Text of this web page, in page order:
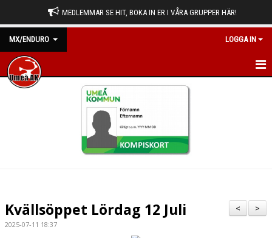
MEDLEMMAR SE HIT, BOKA IN ER I VÅRA GRUPPER HÄR!
MX/ENDURO LOGGA IN
HEM
KONTAKT
>
<
Kvällsöppet Lördag 12 Juli
2025-07-11 18:37